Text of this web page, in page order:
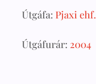
Útgáfa: Pjaxi ehf.
Útgáfurár: 2004